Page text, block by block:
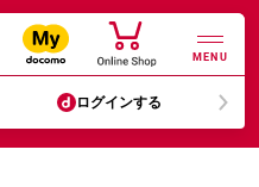
MENU
ログインする